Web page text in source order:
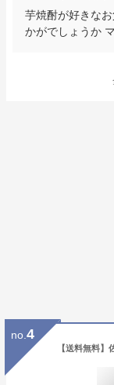
芋焼酎が好きな
かがでしょうか
no. 4